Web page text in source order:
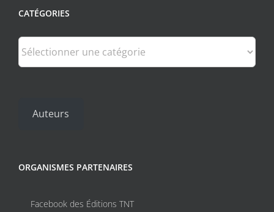
CATÉGORIES
Catégories
Auteurs
ORGANISMES PARTENAIRES
Facebook des Éditions TNT